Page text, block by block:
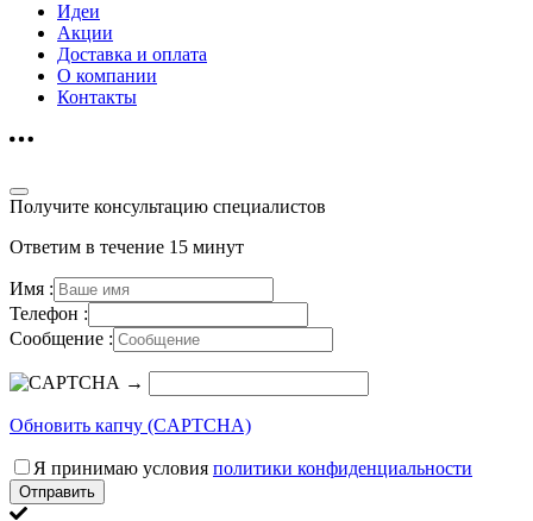
Идеи
Акции
Доставка и оплата
О компании
Контакты
Получите консультацию специалистов
Ответим в течение 15 минут
Имя :
Телефон :
Сообщение :
→
Обновить капчу (CAPTCHA)
Я принимаю условия политики конфиденциальности
Отправить